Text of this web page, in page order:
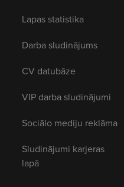
Lapas statistika
Darba sludinājums
CV datubāze
VIP darba sludinājumi
Sociālo mediju reklāma
Sludinājumi karjeras
lapā